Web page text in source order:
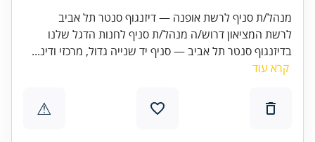
מנהל/ת סניף לרשת אופנה — דיזנגוף סנטר תל אביב
לרשת המציאון דרוש/ה מנהל/ת סניף לחנות הדגל שלנו
בדיזנגוף סנטר תל אביב — סניף יד שנייה גדול, מרכזי ודינ...
קרא עוד
⚠